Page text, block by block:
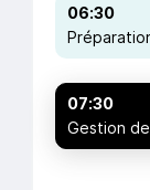
06:30
Gestion
07:30